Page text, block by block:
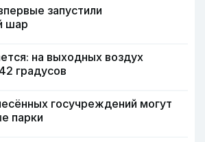
запустили
шар
на выходных воздух
градусов
госучреждений могут
парки